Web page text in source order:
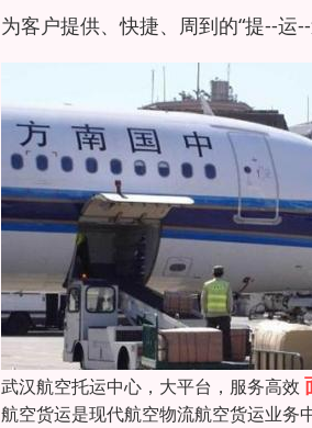
为客户提供、快捷、周到的“提--运--
武汉航空托运中心，大平台，服务高效
航空货运是现代航空物流航空货运业务